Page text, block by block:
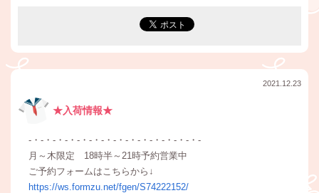
2021.12.23
★入荷情報★
-・-・-・-・-・-・-・-・-・-・-・-・-・-・-
月～木限定 18時半～21時予約営業中
ご予約フォームはこちらから↓
https://ws.formzu.net/fgen/S74222152/